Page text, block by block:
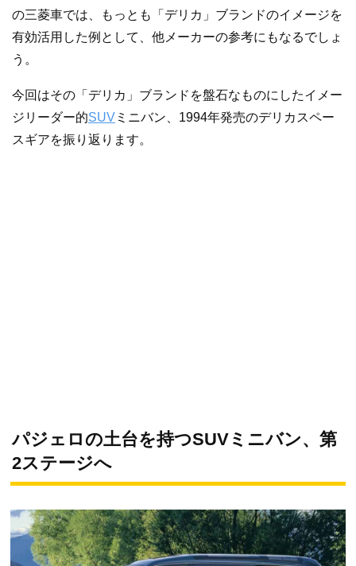
の三菱車では、もっとも「デリカ」ブランドのイメージを
有効活用した例として、他メーカーの参考にもなるでしょ
う。
今回はその「デリカ」ブランドを盤石なものにしたイメー
ジリーダー的SUV ミニバン、1994年発売のデリカスペー
スギアを振り返ります。
パジェロの土台を持つSUVミニバン、第
2ステージへ